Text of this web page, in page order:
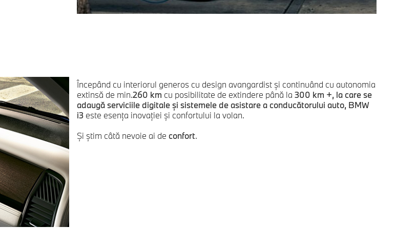
Începând cu interiorul generos cu design avangardist şi continuând cu autonomia
extinsă de min.260 km cu posibilitate de extindere până la 300 km +, la care se
adaugă serviciile digitale şi sistemele de asistare a conducătorului auto, BMW
i3este esenţa inovaţiei şi confortului la volan.
Şi ştim câtă nevoie ai de confort.